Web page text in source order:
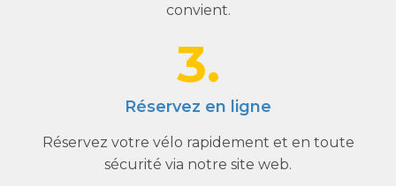
convient.
3.
Réservez en ligne
Réservez votre vélo rapidement et en toute
sécurité via notre site web.